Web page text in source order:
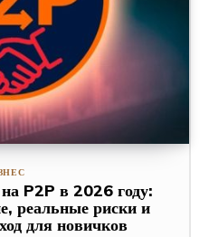
P2P в 2026 году:
реальные риски и
для новичков